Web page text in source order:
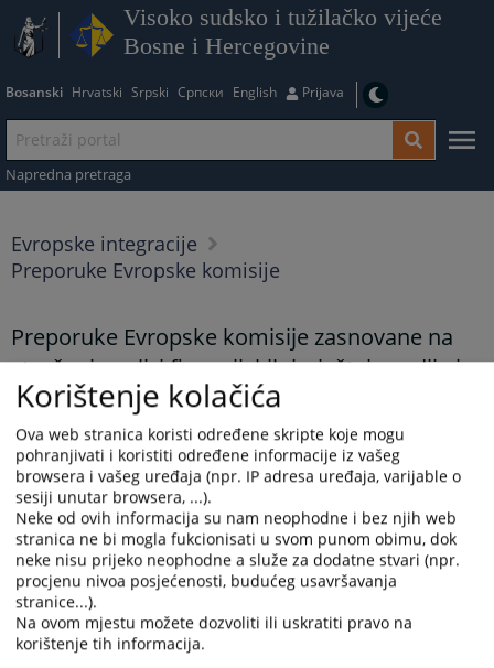
Visoko sudsko i tužilačko vijeće
Bosne i Hercegovine
Bosanski Hrvatski Srpski Српски English Prijava
Napredna pretraga
Evropske integracije
Preporuke Evropske komisije
Preporuke Evropske komisije zasnovane na
stručnoj analizi finansijskih izvještaja sudija i
tužilaca u pravosuđu BiH
Prikazana vijest je na: Bosanski jezik
Vijest dostupna još na: English language
7093PREGLEDA
Korištenje kolačića
Ova web stranica koristi određene skripte koje mogu
pohranjivati i koristiti određene informacije iz vašeg
browsera i vašeg uređaja (npr. IP adresa uređaja, varijable o
sesiji unutar browsera, ...).
Neke od ovih informacija su nam neophodne i bez njih web
stranica ne bi mogla fukcionisati u svom punom obimu, dok
neke nisu prijeko neophodne a služe za dodatne stvari (npr.
procjenu nivoa posjećenosti, budućeg usavršavanja
stranice...).
Na ovom mjestu možete dozvoliti ili uskratiti pravo na
korištenje tih informacija.